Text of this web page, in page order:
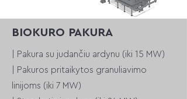
BIOKURO PAKURA
| Pakura su judančiu ardynu (iki 15 MW)
| Pakuros pritaikytos granuliavimo
linijoms (iki 7 MW)